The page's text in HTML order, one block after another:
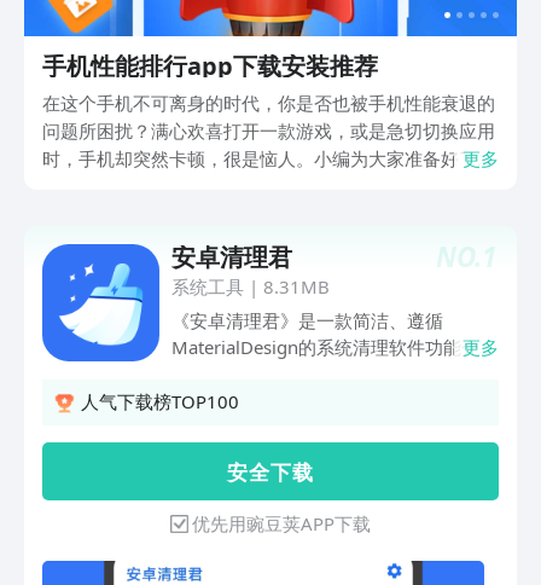
手机性能排行app下载安装推荐
在这个手机不可离身的时代，你是否也被手机性能衰退的
问题所困扰？满心欢喜打开一款游戏，或是急切切换应用
时，手机却突然卡顿，很是恼人。小编为大家准备好了手
更多
NO.1
安卓清理君
系统工具| 8.31MB
《安卓清理君》是一款简洁、遵循
MaterialDesign的系统清理软件功能介
统使用体验的软件;所有垃圾规则都是云
常清理、使用的方方面面;总而言之，欢
迎大家下载体验！在使用过程中遇到任何
问题，请在公众号”奇谈君“进行反馈
更多
人气下载榜TOP100
安 全 下 载
优先用豌豆荚APP下载